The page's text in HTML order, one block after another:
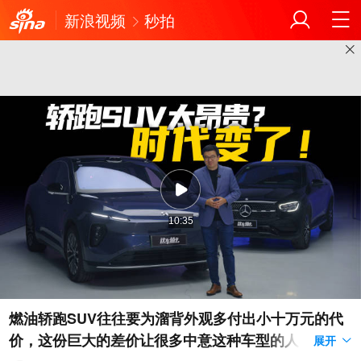
新浪视频 秒拍
10:35
燃油轿跑SUV往往要为溜背外观多付出小十万元的代
价，这份巨大的差价让很多中意这种车型的人都望而
展开